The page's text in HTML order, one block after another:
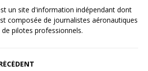
un site d'information indépendant dont
composée de journalistes aéronautiques
de pilotes professionnels.